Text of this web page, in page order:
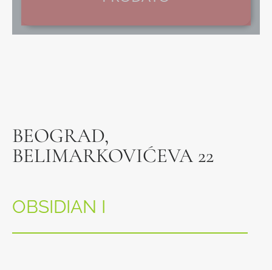
BEOGRAD,
BELIMARKOVIĆEVA 22
OBSIDIAN I